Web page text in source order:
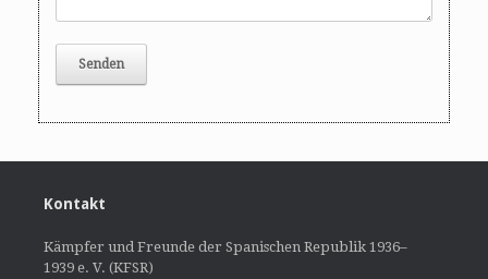
Kontakt
Kämpfer und Freunde der Spanischen Republik 1936–
1939 e. V. (KFSR)